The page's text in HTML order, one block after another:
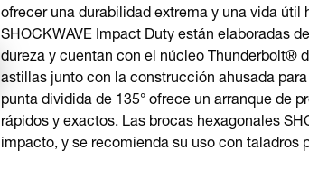
ofrecer una durabilidad extrema y una vida
SHOCKWAVE Impact Duty están elaboradas
dureza y cuentan con el núcleo Thunderbolt®
astillas junto con la construcción ahusada
punta dividida de 135° ofrece un arranque de
rápidos y exactos. Las brocas hexagonales
impacto, y se recomienda su uso con taladros